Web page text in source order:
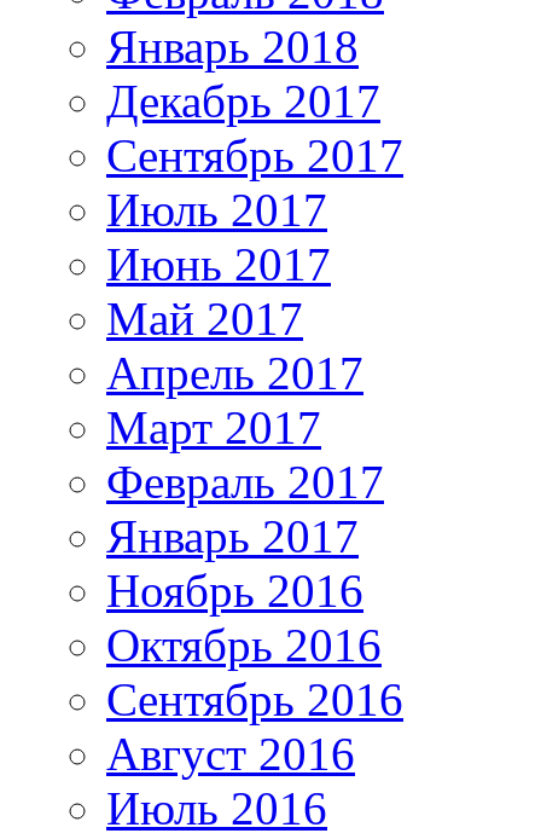
Январь 2018
Декабрь 2017
Сентябрь 2017
Июль 2017
Июнь 2017
Май 2017
Апрель 2017
Март 2017
Февраль 2017
Январь 2017
Ноябрь 2016
Октябрь 2016
Сентябрь 2016
Август 2016
Июль 2016